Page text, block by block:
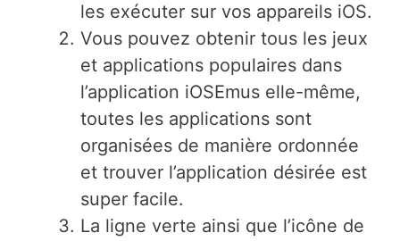
les exécuter sur vos appareils iOS.
Vous pouvez obtenir tous les jeux
et applications populaires dans
l’application iOSEmus elle-même,
toutes les applications sont
organisées de manière ordonnée
et trouver l’application désirée est
super facile.
La ligne verte ainsi que l’icône de